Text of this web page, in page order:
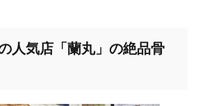
人気店「蘭丸」の絶品骨